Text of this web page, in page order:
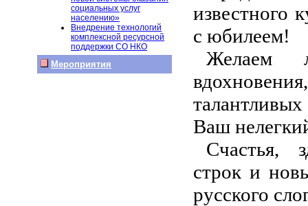
социальных услуг
населению»
Внедрение технологий
комплексной ресурсной
поддержки СО НКО
Мероприятия
известного
с юбилеем!
Желаем
Ваш
Счастья,
строк и
русского